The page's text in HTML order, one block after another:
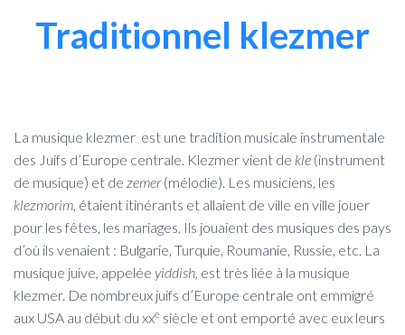
Traditionnel klezmer
La musique klezmer est une tradition musicale instrumentale
des Juifs d’Europe centrale. Klezmer vient de kle (instrument
de musique) et de zemer(mélodie). Les musiciens, les
klezmorim, étaient itinérants et allaient de ville en ville jouer
pour les fêtes, les mariages. Ils jouaient des musiques des pays
d’où ils venaient : Bulgarie, Turquie, Roumanie, Russie, etc. La
musique juive, appelée yiddish, est très liée à la musique
klezmer. De nombreux juifs d’Europe centrale ont emmigré
aux USA au début du xxe siècle et ont emporté avec eux leurs